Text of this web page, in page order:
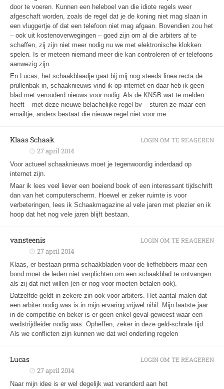
door te voeren. Kunnen een heleboel van die idiote regels weer
afgeschaft worden, zoals de regel dat je de koning niet mag slaan in
een vluggertje of dat een telefoon niet mag afgaan. Bovendien zou het
– ook uit kostenoverwegingen – goed zijn om al die arbiters af te
schaffen, zij zijn niet meer nodig nu we met elektronische klokken
spelen. Is er meteen niemand meer die kan controleren of er telefoons
aanwezig zijn.
En Lucas, het schaakblaadje gaat bij mij nog steeds linea recta de
prullenbak in, schaaknieuws vind ik op internet en daar heb ik geen
blad met verouderd nieuws voor nodig. Als de KNSB wat te melden
heeft – met deze nieuwe belachelijke regel bv – sturen ze maar een
emailtje, anders bestaat die nieuwe regel niet voor me.
Klaas Schaak
27 april 2014
Voor actueel schaaknieuws moet je tegenwoordig inderdaad op
internet zijn.
Maar ik lees veel liever een boeiend boek of een interessant tijdschrift
dan van het computerscherm. Hoewel er zeker ruimte is voor
verbeteringen, lees ik Schaakmagazine al vele jaren met plezier en ik
hoop dat het nog vele jaren blijft bestaan.
LOGIN OM TE REAGEREN
vansteenis
27 april 2014
Klaas, er bestaan prima schaakbladen voor de liefhebbers maar een
bond moet de leden niet verplichten om een schaakblad te ontvangen
als zij dat niet willen (en er nog voor moeten betalen ook).
Datzelfde geldt in zekere zin ook voor arbiters. Het aantal malen dat
een arbiter nodig was is in mijn ervaring vrijwel nihil. Mijn laatste jaar
in de competitie en beker is er geen enkel geval geweest waar een
wedstrijdleider nodig was. Opheffen, zeker in deze geld-schrale tijd.
Als we conflicten zijn kunnen we dat wel onderling regelen
LOGIN OM TE REAGEREN
Lucas
27 april 2014
Naar mijn idee is er wel degelijk wat veranderd aan het
LOGIN OM TE REAGEREN